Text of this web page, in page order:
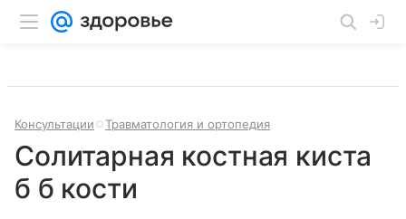
Консультации Травматология и ортопедия
Солитарная костная киста
б б кости